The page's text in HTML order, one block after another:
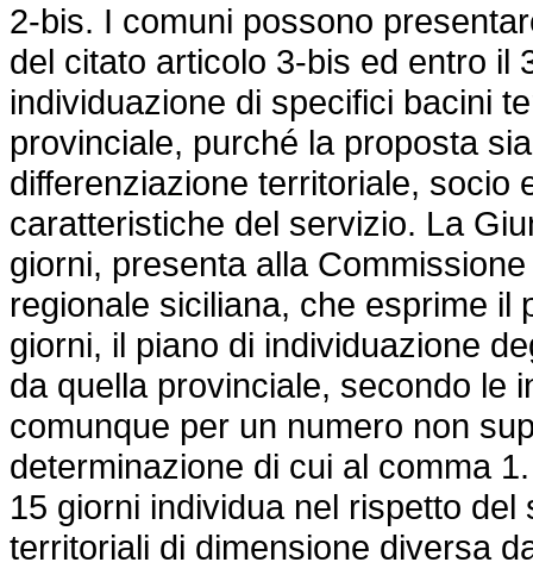
2-bis. I comuni possono
del citato articolo 3-bis ed entro il
individuazione di specifici bacini
provinciale, purché la proposta
differenziazione territoriale, socio
caratteristiche del servizio. La
giorni, presenta alla
regionale siciliana, che esprime
giorni, il piano di individuazione
da quella provinciale, secondo le
comunque per un numero non
determinazione di cui al comma
15 giorni individua nel rispetto
territoriali di dimensione diversa